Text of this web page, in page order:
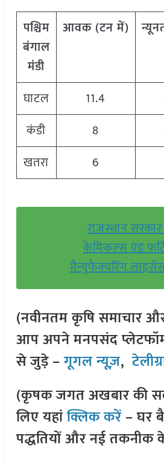
पश्चिम
बंगाल
मंडी
आवक (टनमें)
घाटल 11.4
कंडी
8
खतरा
6
राजस्थान
केमिकल्स एंड
मैन्युफैक्चरिंग
(नवीनतम कृषि समाचार
आप अपने मनपसंद
से जुड़े –गूगल न्यूज़,
(कृषक जगत अखबार की
लिए यहांक्लिक करें– घर
पद्धतियों और नई तकनीक